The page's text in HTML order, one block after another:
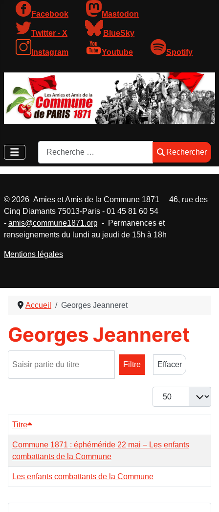
Facebook Mastodon
Twitter - X BlueSky
Instagram Youtube Spotify
Rechercher
Rechercher
Accueil Georges Jeanneret
Georges Jeanneret
Filtre
Effacer
Afficher #
Titre
Commune 1871 : éphéméride 22 mai – Les enfants
combattants de la Commune
Les enfants combattants de la Commune
© 2026 Amies et Amis de la Commune 1871 46, rue des
Cinq Diamants 75013-Paris - 01 45 81 60 54
- amis@commune1871.org - Permanences et
renseignements du lundi au jeudi de 15h à 18h
Mentions légales